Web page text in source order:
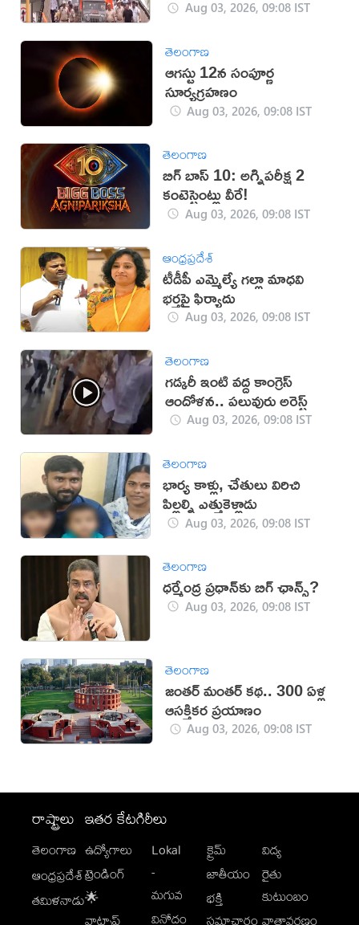
నిరసన (వీడియో)
Aug 03, 2026, 09:08 IST
తెలంగాణ
ఆగస్టు 12న సంపూర్ణ
సూర్యగ్రహణం
Aug 03, 2026, 09:08 IST
తెలంగాణ
బిగ్ బాస్ 10: అగ్నిపరీక్ష 2
కంటెస్టెంట్లు వీరే!
Aug 03, 2026, 09:08 IST
ఆంధ్రప్రదేశ్
టీడీపీ ఎమ్మెల్యే గ‌ల్లా మాధ‌వి
భ‌ర్త‌పై ఫిర్యాదు
Aug 03, 2026, 09:08 IST
తెలంగాణ
గడ్కరీ ఇంటి వద్ద కాంగ్రెస్
ఆందోళన.. పలువురు అరెస్ట్
Aug 03, 2026, 09:08 IST
తెలంగాణ
భార్య కాళ్లు, చేతులు విరిచి
పిల్లల్ని ఎత్తుకెళ్లాడు
Aug 03, 2026, 09:08 IST
తెలంగాణ
ధర్మేంద్ర ప్రధాన్‌కు బిగ్‌ ఛాన్స్?
Aug 03, 2026, 09:08 IST
తెలంగాణ
జంతర్‌ మంతర్‌ కథ.. 300 ఏళ్ల
ఆసక్తికర ప్రయాణం
Aug 03, 2026, 09:08 IST
రాష్ట్రాలు
తెలంగాణ
ఆంధ్రప్రదేశ్
తమిళనాడు
ఇతర కేటగిరీలు
ఉద్యోగాలు
ట్రెండింగ్
🌟
Lokal
-
మగువ
వినోదం
క్రైమ్
జాతీయం
భక్తి
విద్య
రైతు
కుటుంబం